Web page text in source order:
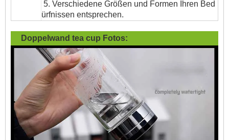
5. Verschiedene Größen und Formen Ihren Bed
ürfnissen entsprechen.
Doppelwand tea cup Fotos: